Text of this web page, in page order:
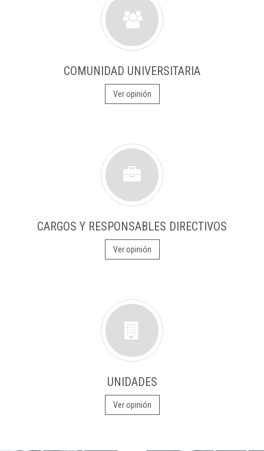
COMUNIDAD UNIVERSITARIA
Ver opinión
CARGOS Y RESPONSABLES DIRECTIVOS
Ver opinión
UNIDADES
Ver opinión